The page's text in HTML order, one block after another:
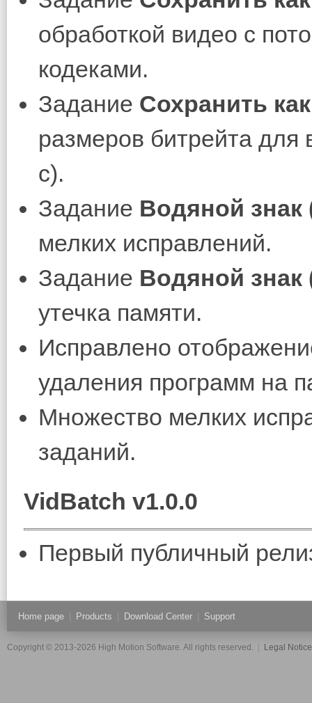
обработкой видео с
кодеками.
Задание Сохранить как
размеров битрейта для
с).
Задание Водяной знак
мелких исправлений.
Задание Водяной знак
утечка памяти.
Исправлено
удаления программ на
Множество мелких
заданий.
VidBatch v1.0.0
Первый публичный
Home page Products Download Center Support
Copyright © 2013-2026 High Motion Software. All rights reserved. Legal